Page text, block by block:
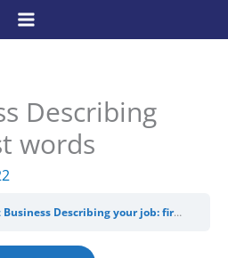
Describing
words
Describing your job: first words